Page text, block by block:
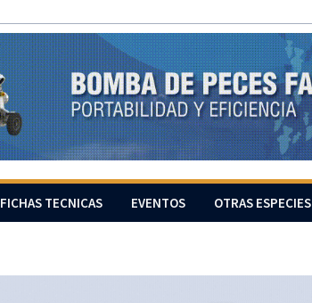
FICHAS TECNICAS EVENTOS OTRAS ESPECIES